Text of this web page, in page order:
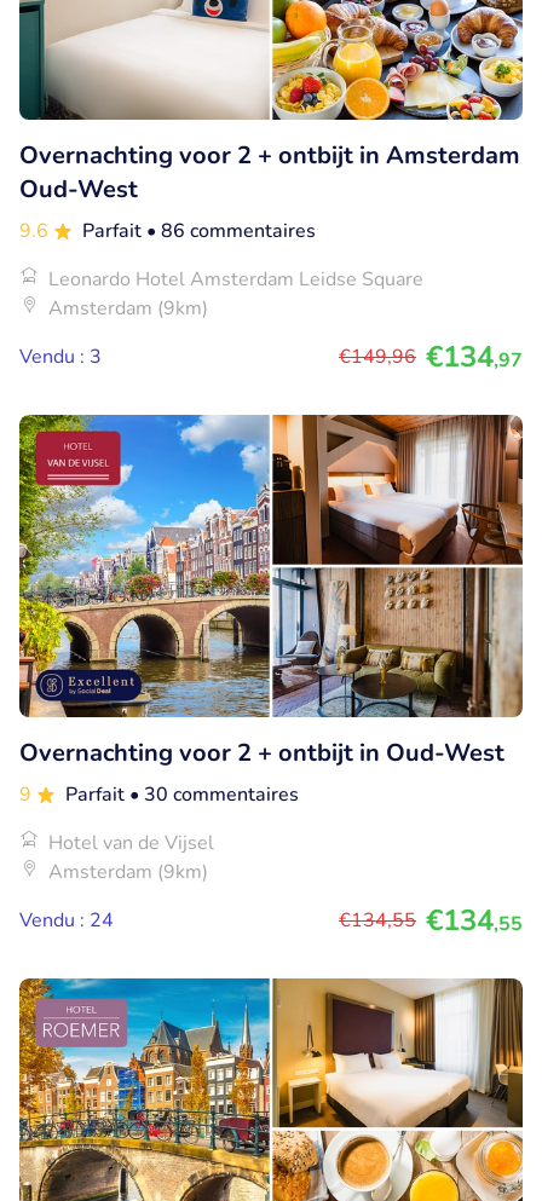
Overnachting voor 2 + ontbijt in Amsterdam
Oud-West
9.6 Parfait • 86 commentaires
Leonardo Hotel Amsterdam Leidse Square
Amsterdam (9km)
Vendu : 3
€149,96 €134,97
Overnachting voor 2 + ontbijt in Oud-West
9 Parfait • 30 commentaires
Hotel van de Vijsel
Amsterdam (9km)
Vendu : 24
€134,55 €134,55